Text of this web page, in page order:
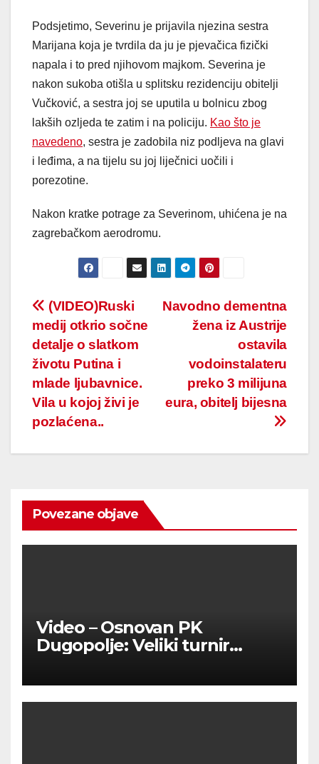
Podsjetimo, Severinu je prijavila njezina sestra
Marijana koja je tvrdila da ju je pjevačica fizički
napala i to pred njihovom majkom. Severina je
nakon sukoba otišla u splitsku rezidenciju obitelji
Vučković, a sestra joj se uputila u bolnicu zbog
lakših ozljeda te zatim i na policiju. Kao što je
navedeno, sestra je zadobila niz podljeva na glavi
i leđima, a na tijelu su joj liječnici uočili i
porezotine.
Nakon kratke potrage za Severinom, uhićena je na
zagrebačkom aerodromu.
Post
navigation
Navodno dementna
žena iz Austrije
ostavila
vodoinstalateru
preko 3 milijuna
eura, obitelj bijesna
(VIDEO)Ruski
medij otkrio sočne
detalje o slatkom
životu Putina i
mlade ljubavnice.
Vila u kojoj živi je
pozlaćena..
Povezane objave
Video – Osnovan PK
Dugopolje: Veliki turnir